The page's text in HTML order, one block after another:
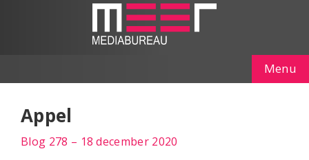
Menu
Appel
Blog 278 – 18 december 2020